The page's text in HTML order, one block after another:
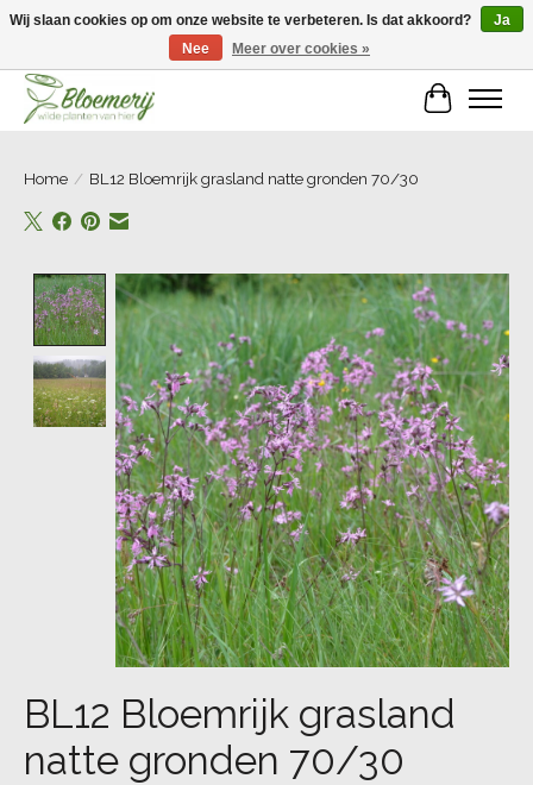
Home / BL12 Bloemrijk grasland natte gronden 70/30
Product image slideshow Items
BL12 Bloemrijk grasland
natte gronden 70/30
Wij slaan cookies op om onze website te verbeteren. Is dat akkoord?
Ja
Nee
Meer over cookies »